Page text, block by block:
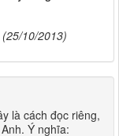
(25/10/2013)
là cách đọc riêng,
Ý nghĩa: